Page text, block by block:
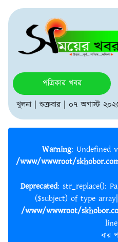
পত্রিকার খবর
খুলনা | শুক্রবার | ০৭ অগাস্ট
Warning : Undefined
/www/wwwroot/
Deprecated: str_replace(): Passing null to parameter #3
($subject) of type
/www/wwwroot/
line
বার